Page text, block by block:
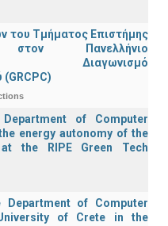
του Τμήματος Επιστήμης
στον Πανελλήνιο
Διαγωνισμό
of Computer
energy autonomy of the
the RIPE Green Tech
of Computer
of Crete in the